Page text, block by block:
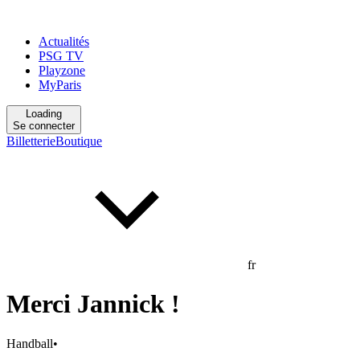
Actualités
PSG TV
Playzone
MyParis
Loading
Se connecter
BilletterieBoutique
fr
Merci Jannick !
Handball•